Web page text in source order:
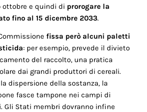
ottobre e quindi di prorogare la
fino al 15 dicembre 2033.
fissa però alcuni paletti
: per esempio, prevede il divieto
del raccolto, una pratica
dai grandi produttori di cereali.
dispersione della sostanza, la
fasce tampone nei campi di
Gli Stati membri dovranno infine